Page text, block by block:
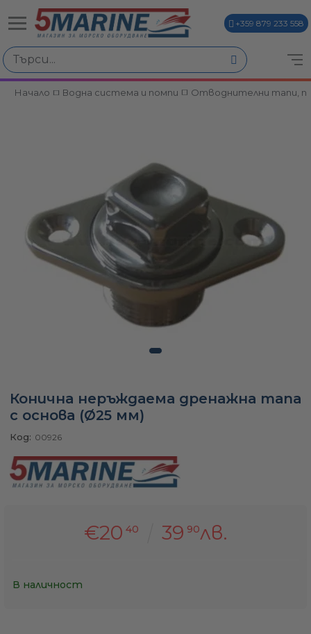
+359 879 233 558
Начало Водна система и помпи Отводнителни тапи,
Конична неръждаема дренажна тапа
с основа (Ø25 мм)
Код: 00926
€20 40 39 90лв.
В наличност